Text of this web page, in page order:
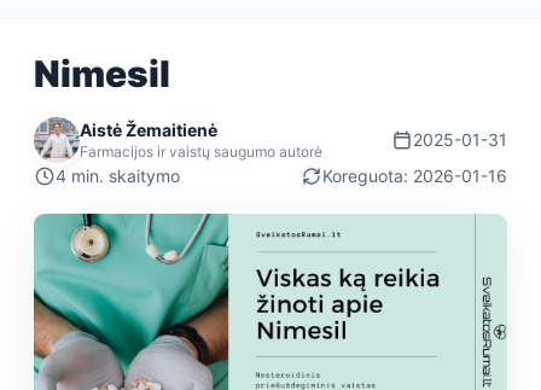
Nimesil
Aistė Žemaitienė
Farmacijos ir vaistų saugumo autorė
2025-01-31
4 min. skaitymo
Koreguota: 2026-01-16